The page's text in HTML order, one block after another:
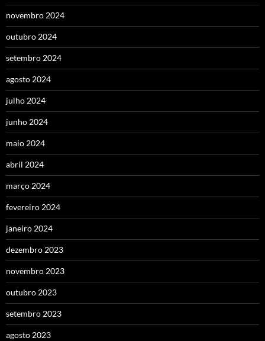
novembro 2024
outubro 2024
setembro 2024
agosto 2024
julho 2024
junho 2024
maio 2024
abril 2024
março 2024
fevereiro 2024
janeiro 2024
dezembro 2023
novembro 2023
outubro 2023
setembro 2023
agosto 2023